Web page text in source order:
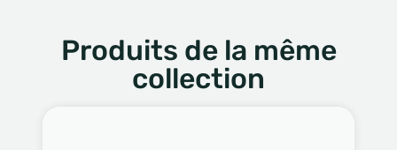
Produits de la même
collection